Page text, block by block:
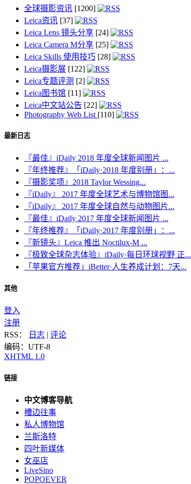
全球摄影资讯 [1200]
Leica资讯 [37]
Leica Lens 镜头分享 [24]
Leica Camera M分享 [25]
Leica Skills 使用技巧 [28]
Leica摄影展 [122]
Leica专题评测 [2]
Leica图书馆 [11]
Leica中文站公告 [22]
Photography Web List [110]
最新日志
『最佳』iDaily 2018 年度全球新闻图片 ...
『年终推荐』「iDaily·2018 年度别册」：...
『摄影奖项』2018 Taylor Wessing...
『iDaily』 2017 年度全球艺术与博物馆图...
『iDaily』 2017 年度全球自然与动物图片...
『最佳』iDaily 2017 年度全球新闻图片 ...
『年终推荐』「iDaily·2017 年度别册」：...
『新镜头』Leica 推出 Noctilux-M ...
『极致全球杂志体验』iDaily·每日环球视野 正...
「苹果官方推荐」iBetter·人生养成计划：7天...
其他
登入
注册
RSS：
日志 | 评论
编码：UTF-8
XHTML 1.0
链接
中文博客导航
槽边往事
私人博物馆
兰斯洛特
四叶新媒体
女巫店
LiveSino
POPOEVER